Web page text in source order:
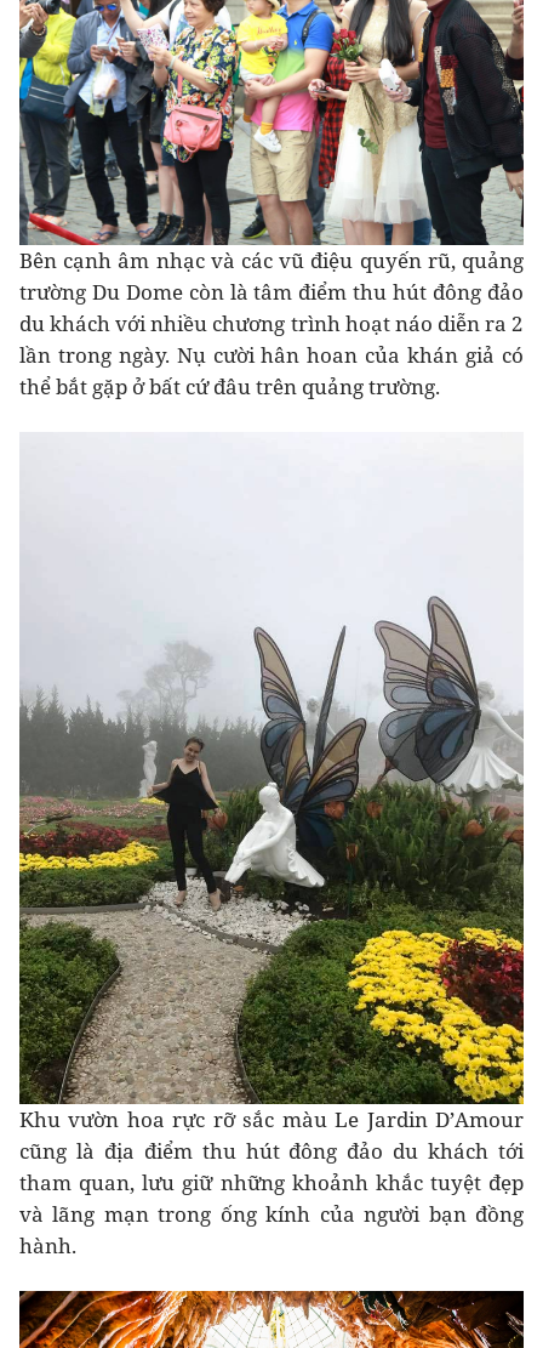
Bên cạnh âm nhạc và các vũ điệu quyến rũ, quảng
trường Du Dome còn là tâm điểm thu hút đông đảo
du khách với nhiều chương trình hoạt náo diễn ra 2
lần trong ngày. Nụ cười hân hoan của khán giả có
thể bắt gặp ở bất cứ đâu trên quảng trường.
Khu vườn hoa rực rỡ sắc màu Le Jardin D’Amour
cũng là địa điểm thu hút đông đảo du khách tới
tham quan, lưu giữ những khoảnh khắc tuyệt đẹp
và lãng mạn trong ống kính của người bạn đồng
hành.